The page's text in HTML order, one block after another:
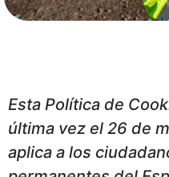
Esta Política de
última vez el 26 de
aplica a los